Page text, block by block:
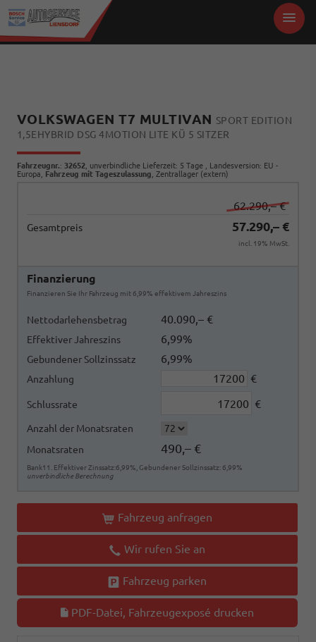
VOLKSWAGEN T7 MULTIVAN SPORT EDITION
1,5EHYBRID DSG 4MOTION LITE KÜ 5 SITZER
Fahrzeugnr.: 32652 , unverbindliche Lieferzeit: 5 Tage , Landesversion: EU -
Europa, Fahrzeug mit Tageszulassung , Zentrallager (extern)
62.290,– €
Gesamtpreis 57.290,– €
incl. 19% MwSt.
Finanzierung
Finanzieren Sie Ihr Fahrzeug mit 6,99% effektivem Jahreszins
Nettodarlehensbetrag 40.090,– €
Effektiver Jahreszins 6,99%
Gebundener Sollzinssatz 6,99%
Anzahlung €
Schlussrate €
Anzahl der Monatsraten
Monatsraten
490,– €
Bank11. Effektiver Zinssatz:6,99%, Gebundener Sollzinssatz: 6,99%
unverbindliche Berechnung
Fahrzeug anfragen
Wir rufen Sie an
Fahrzeug parken
PDF-Datei, Fahrzeugexposé drucken